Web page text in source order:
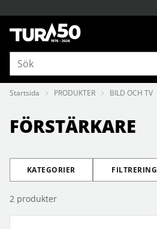
Startsida PRODUKTER BILD OCH TV
FÖRSTÄRKARE
KATEGORIER FILTRERING
2 produkter